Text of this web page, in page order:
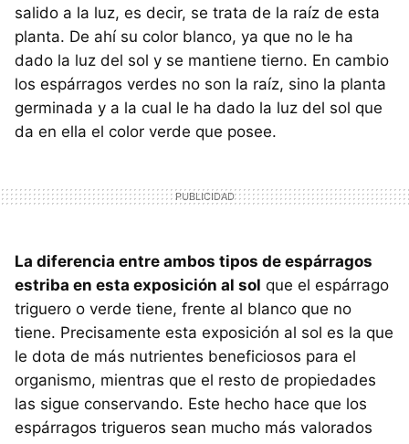
salido a la luz, es decir, se trata de la raíz de esta
planta. De ahí su color blanco, ya que no le ha
dado la luz del sol y se mantiene tierno. En cambio
los espárragos verdes no son la raíz, sino la planta
germinada y a la cual le ha dado la luz del sol que
da en ella el color verde que posee.
La diferencia entre ambos tipos de espárragos
estriba en esta exposición al sol que el espárrago
triguero o verde tiene, frente al blanco que no
tiene. Precisamente esta exposición al sol es la que
le dota de más nutrientes beneficiosos para el
organismo, mientras que el resto de propiedades
las sigue conservando. Este hecho hace que los
espárragos trigueros sean mucho más valorados